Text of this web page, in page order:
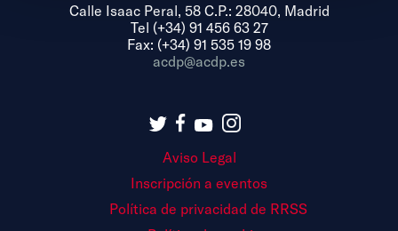
Calle Isaac Peral, 58 C.P.: 28040, Madrid
Tel (+34) 91 456 63 27
Fax: (+34) 91 535 19 98
acdp@acdp.es
Aviso Legal
Inscripción a eventos
Política de privacidad de RRSS